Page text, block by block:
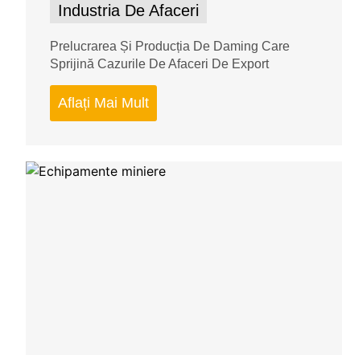
Industria De Afaceri
Prelucrarea Și Producția De Daming Care
Sprijină Cazurile De Afaceri De Export
Aflați Mai Mult